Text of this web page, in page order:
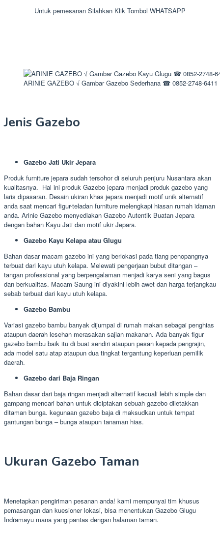
Untuk pemesanan Silahkan Klik Tombol WHATSAPP
ARINIE GAZEBO √ Gambar Gazebo Sederhana ☎ 0852-2748-6411
Jenis Gazebo
Gazebo Jati Ukir Jepara
Produk furniture jepara sudah tersohor di seluruh penjuru Nusantara akan
kualitasnya. Hal ini produk Gazebo jepara menjadi produk gazebo yang
laris dipasaran. Desain ukiran khas jepara menjadi motif unik alternatif
anda saat mencari figur-teladan furniture melengkapi hiasan rumah idaman
anda. Arinie Gazebo menyediakan Gazebo Autentik Buatan Jepara
dengan bahan Kayu Jati dan motif ukir Jepara.
Gazebo Kayu Kelapa atau Glugu
Bahan dasar macam gazebo ini yang berlokasi pada tiang penopangnya
terbuat dari kayu utuh kelapa. Melewati pengerjaan bubut ditangan –
tangan professional yang berpengalaman menjadi karya seni yang bagus
dan berkualitas. Macam Saung ini diyakini lebih awet dan harga terjangkau
sebab terbuat dari kayu utuh kelapa.
Gazebo Bambu
Variasi gazebo bambu banyak dijumpai di rumah makan sebagai penghias
ataupun daerah lesehan merasakan sajian makanan. Ada banyak figur
gazebo bambu baik itu di buat sendiri ataupun pesan kepada pengrajin,
ada model satu atap ataupun dua tingkat tergantung keperluan pemilik
daerah.
Gazebo dari Baja Ringan
Bahan dasar dari baja ringan menjadi alternatif kecuali lebih simple dan
gampang mencari bahan untuk diciptakan sebuah gazebo diletakkan
ditaman bunga. kegunaan gazebo baja di maksudkan untuk tempat
gantungan bunga – bunga ataupun tanaman hias.
Ukuran Gazebo Taman
Menetapkan pengiriman pesanan anda! kami mempunyai tim khusus
pemasangan dan kuesioner lokasi, bisa menentukan Gazebo Glugu
Indramayu mana yang pantas dengan halaman taman.